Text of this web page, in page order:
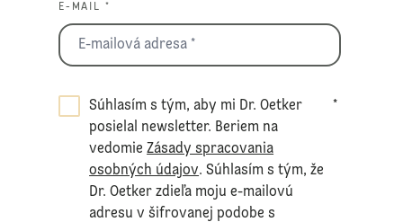
E-MAIL *
Súhlasím s tým, aby mi Dr. Oetker
posielal newsletter. Beriem na
vedomieZásady spracovania
osobných údajov. Súhlasím s tým, že
Dr. Oetker zdieľa moju e-mailovú
adresu v šifrovanej podobe s
*